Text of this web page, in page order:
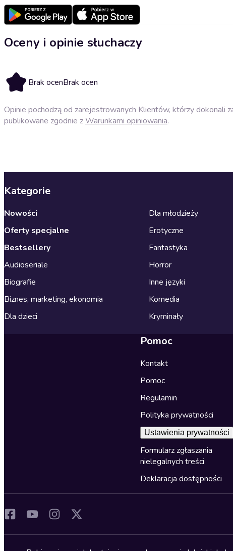
Oceny i opinie słuchaczy
Brak ocenBrak ocen
Opinie pochodzą od zarejestrowanych Klientów, którzy dokonali
publikowane zgodnie zWarunkami opiniowania.
Kategorie
Nowości
Oferty specjalne
Bestsellery
Audioseriale
Biografie
Biznes, marketing, ekonomia
Dla dzieci
Dla młodzieży
Erotyczne
Fantastyka
Horror
Inne języki
Komedia
Kryminały
Pomoc
Kontakt
Pomoc
Regulamin
Polityka prywatności
Ustawienia prywatności
Formularz zgłaszania
nielegalnych treści
Deklaracja dostępności